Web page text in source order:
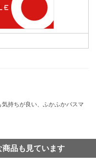
持ちが良い、ふかふかバスマ
商品も見ています